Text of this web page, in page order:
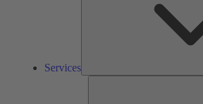
Services